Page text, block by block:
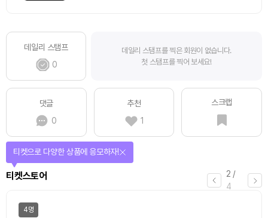
데일리 스탬프
0
데일리 스탬프를 찍은 회원이 없습니다.
첫 스탬프를 찍어 보세요!
댓글
0
추천
1
스크랩
2 /
4
티켓스토어
티켓으로 다양한 상품에 응모하자!
4명